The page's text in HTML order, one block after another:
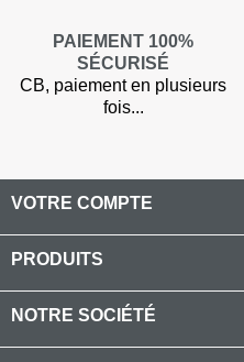
PAIEMENT 100%
SÉCURISÉ
CB, paiement en plusieurs
fois...
VOTRE COMPTE
PRODUITS
NOTRE SOCIÉTÉ